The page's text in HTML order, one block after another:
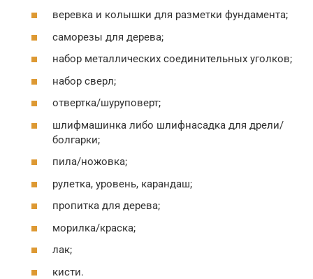
веревка и колышки для разметки фундамента;
саморезы для дерева;
набор металлических соединительных уголков;
набор сверл;
отвертка/шуруповерт;
шлифмашинка либо шлифнасадка для дрели/
болгарки;
пила/ножовка;
рулетка, уровень, карандаш;
пропитка для дерева;
морилка/краска;
лак;
кисти.